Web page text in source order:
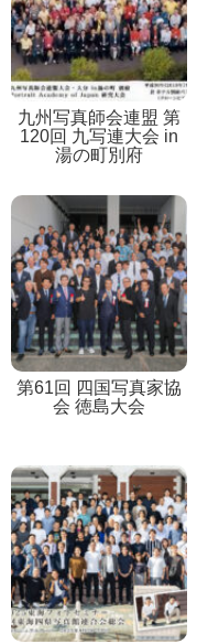
九州写真師会連盟 第
120回 九写連大会 in
湯の町別府
第61回 四国写真家協
会 徳島大会